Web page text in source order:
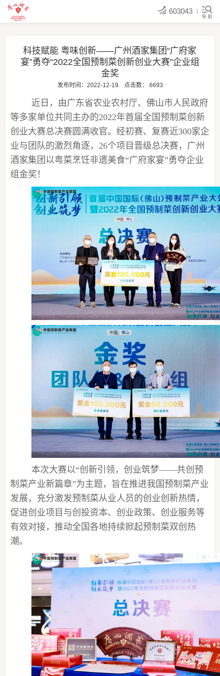
603043
导 航
科技赋能 粤味创新——广州酒家集团“广府家
宴”勇夺“2022全国预制菜创新创业大赛”企业组
金奖
发布时间：2022-12-19 点击数： 6693
近日，由广东省农业农村厅、佛山市人民政府
等多家单位共同主办的2022年首届全国预制菜创新
创业大赛总决赛圆满收官。经初赛、复赛近300家企
业与团队的激烈角逐，26个项目晋级总决赛，广州
酒家集团以粤菜烹饪非遗美食“广府家宴”勇夺企业
组金奖！
本次大赛以“创新引领，创业筑梦——共创预
制菜产业新篇章”为主题，旨在推进我国预制菜产业
发展，充分激发预制菜从业人员的创业创新热情，
促进创业项目与创投资本、创业政策、创业服务等
有效对接，推动全国各地持续掀起预制菜双创热
潮。